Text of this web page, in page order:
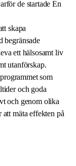
de startade En
skapa
begränsade
ett hälsosamt liv
utanförskap.
som
och goda
och genom olika
mäta effekten på